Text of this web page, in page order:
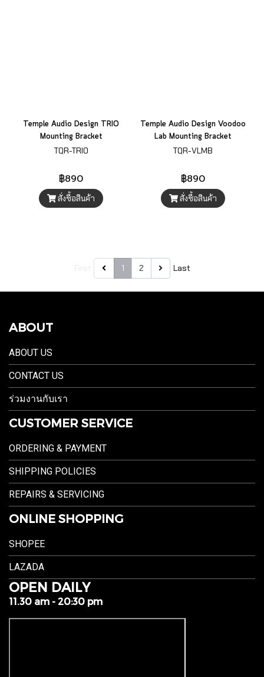
Temple Audio Design TRIO
Mounting Bracket
TQR-TRIO
฿890
สั่งซื้อสินค้า
Temple Audio Design Voodoo
Lab Mounting Bracket
TQR-VLMB
฿890
สั่งซื้อสินค้า
1 2 Last
ABOUT
ABOUT US
CONTACT US
ร่วมงานกับเรา
CUSTOMER SERVICE
ORDERING & PAYMENT
SHIPPING POLICIES
REPAIRS & SERVICING
ONLINE SHOPPING
SHOPEE
LAZADA
OPEN DAILY
11.30 am - 20:30 pm